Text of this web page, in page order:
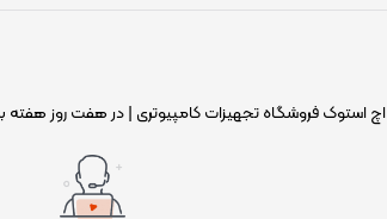
اچ استوک فروشگاه تجهیزات کامپیوتری | در هفت روز